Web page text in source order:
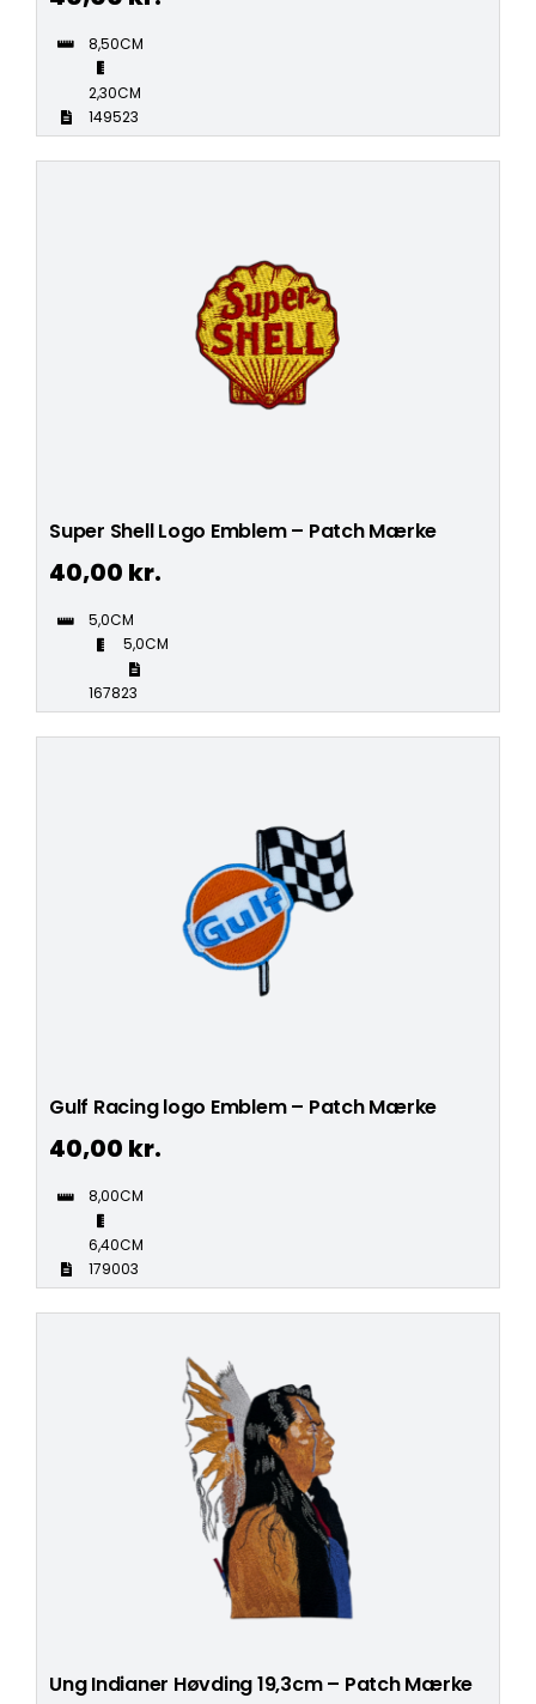
8,50CM
2,30CM
149523
Super Shell Logo Emblem – Patch Mærke
40,00 kr.
5,0CM
5,0CM
167823
Gulf Racing logo Emblem – Patch Mærke
40,00 kr.
8,00CM
6,40CM
179003
Ung Indianer Høvding 19,3cm – Patch Mærke